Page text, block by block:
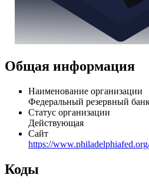
Общая информация
Наименование организации
Федеральный резервный
Статус организации
Сайт